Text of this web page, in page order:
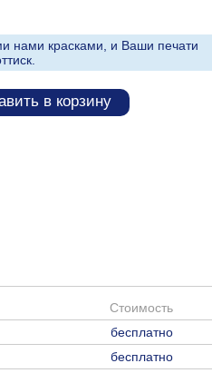
нами красками, и Ваши печати
в корзину
Стоимость
бесплатно
бесплатно